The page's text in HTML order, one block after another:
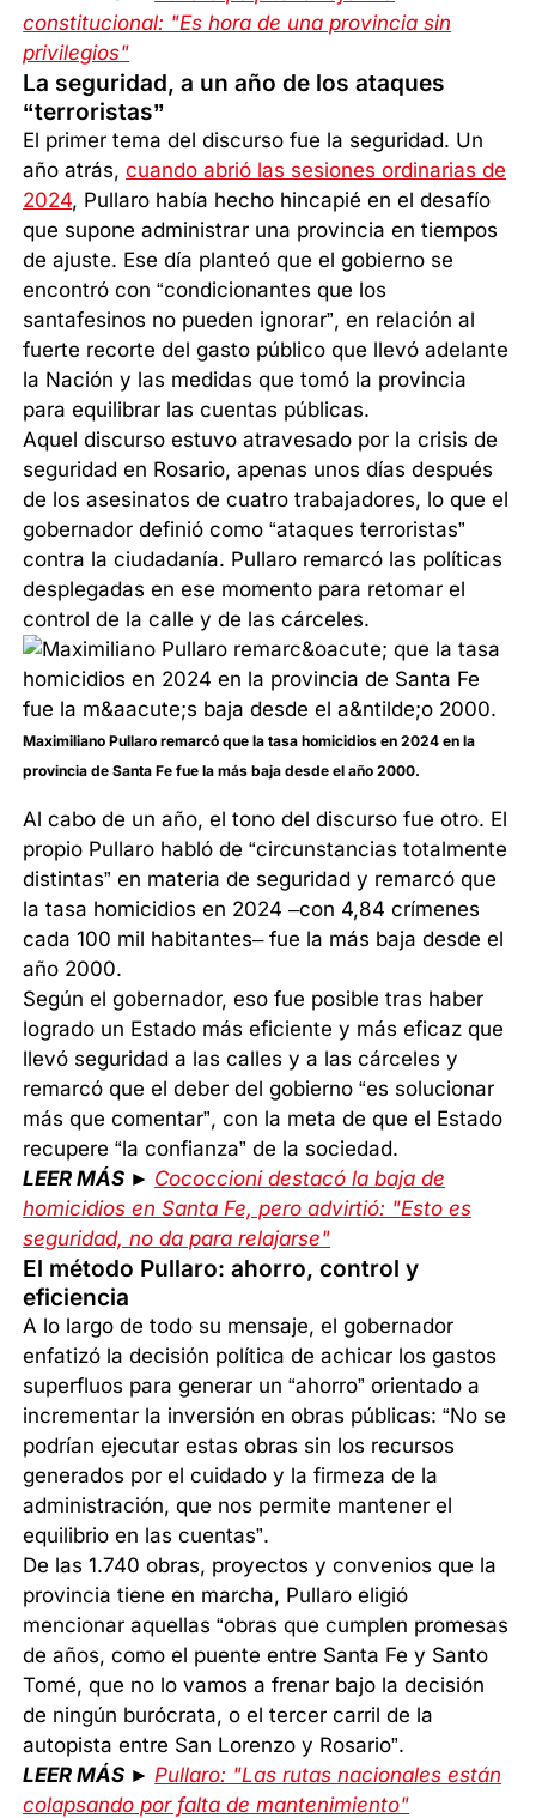
constitucional: "Es hora de una provincia sin
privilegios"
La seguridad, a un año de los ataques
“terroristas”
El primer tema del discurso fue la seguridad. Un
año atrás,cuando abrió las sesiones ordinarias de
2024, Pullaro había hecho hincapié en el desafío
que supone administrar una provincia en tiempos
de ajuste. Ese día planteó que el gobierno se
encontró con “condicionantes que los
santafesinos no pueden ignorar”, en relación al
fuerte recorte del gasto público que llevó adelante
la Nación y las medidas que tomó la provincia
para equilibrar las cuentas públicas.
Aquel discurso estuvo atravesado por la crisis de
seguridad en Rosario, apenas unos días después
de los asesinatos de cuatro trabajadores, lo que el
gobernador definió como “ataques terroristas”
contra la ciudadanía. Pullaro remarcó las políticas
desplegadas en ese momento para retomar el
control de la calle y de las cárceles.
Maximiliano Pullaro remarcó que la tasa homicidios en 2024 en la
provincia de Santa Fe fue la más baja desde el año 2000.
Al cabo de un año, el tono del discurso fue otro. El
propio Pullaro habló de “circunstancias totalmente
distintas” en materia de seguridad y remarcó que
la tasa homicidios en 2024 –con 4,84 crímenes
cada 100 mil habitantes– fue la más baja desde el
año 2000.
Según el gobernador, eso fue posible tras haber
logrado un Estado más eficiente y más eficaz que
llevó seguridad a las calles y a las cárceles y
remarcó que el deber del gobierno “es solucionar
más que comentar”, con la meta de que el Estado
recupere “la confianza” de la sociedad.
LEER MÁS ► Cococcioni destacó la baja de
homicidios en Santa Fe, pero advirtió: "Esto es
seguridad, no da para relajarse"
El método Pullaro: ahorro, control y
eficiencia
A lo largo de todo su mensaje, el gobernador
enfatizó la decisión política de achicar los gastos
superfluos para generar un “ahorro” orientado a
incrementar la inversión en obras públicas: “No se
podrían ejecutar estas obras sin los recursos
generados por el cuidado y la firmeza de la
administración, que nos permite mantener el
equilibrio en las cuentas”.
De las 1.740 obras, proyectos y convenios que la
provincia tiene en marcha, Pullaro eligió
mencionar aquellas “obras que cumplen promesas
de años, como el puente entre Santa Fe y Santo
Tomé, que no lo vamos a frenar bajo la decisión
de ningún burócrata, o el tercer carril de la
autopista entre San Lorenzo y Rosario”.
LEER MÁS ► Pullaro: "Las rutas nacionales están
colapsando por falta de mantenimiento"